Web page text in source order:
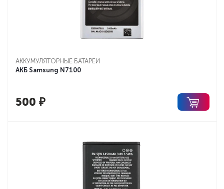
АККУМУЛЯТОРНЫЕ БАТАРЕИ
АКБ Samsung N7100
500 ₽